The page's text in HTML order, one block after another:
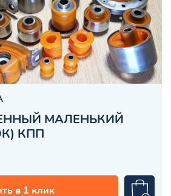
МАЛЕНЬКИЙ
КПП
в 1 клик